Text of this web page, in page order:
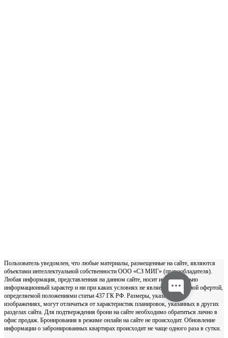
Пользователь уведомлен, что любые материалы, размещенные на сайте, являются
объектами интеллектуальной собственности ООО «СЗ МИГ» (правообладателя).
Любая информация, представленная на данном сайте, носит исключительно
информационный характер и ни при каких условиях не является публичной офертой,
определяемой положениями статьи 437 ГК РФ. Размеры, указанные на
изображениях, могут отличаться от характеристик планировок, указанных в других
разделах сайта. Для подтверждения брони на сайте необходимо обратиться лично в
офис продаж. Бронирования в режиме онлайн на сайте не происходит. Обновление
информации о забронированных квартирах происходит не чаще одного раза в сутки.